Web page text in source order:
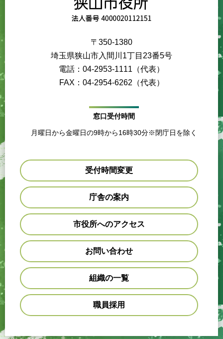
〒350-1380
埼玉県狭山市入間川1丁目23番5号
電話：04-2953-1111（代表）
FAX：04-2954-6262（代表）
窓口受付時間
月曜日から金曜日の9時から16時30分※閉庁日を除く
受付時間変更
庁舎の案内
市役所へのアクセス
お問い合わせ
組織の一覧
職員採用